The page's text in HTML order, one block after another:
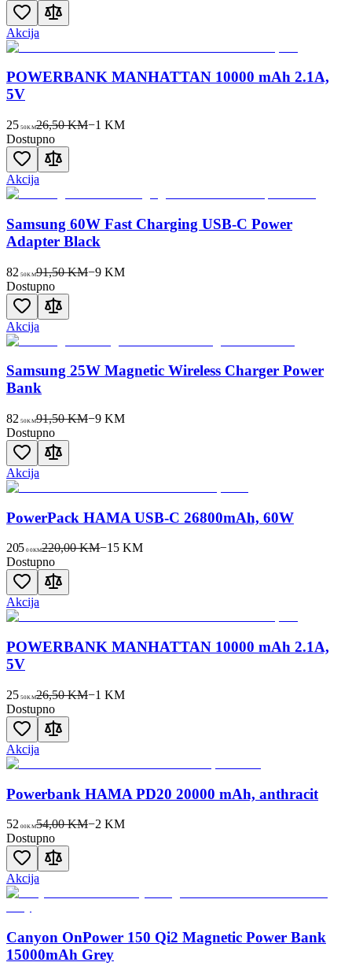
Akcija
POWERBANK MANHATTAN 10000 mAh 2.1A,
5V
25 50KM26,50 KM−1 KM
Dostupno
Akcija
Samsung 60W Fast Charging USB-C Power
Adapter Black
82 50KM91,50 KM−9KM
Dostupno
Akcija
Samsung 25W Magnetic Wireless Charger Power
Bank
82 50KM91,50 KM−9KM
Dostupno
Akcija
PowerPack HAMA USB-C 26800mAh, 60W
205 00KM220,00 KM−15 KM
Dostupno
Akcija
POWERBANK MANHATTAN 10000 mAh 2.1A,
5V
25 50KM26,50 KM−1 KM
Dostupno
Akcija
Powerbank HAMA PD20 20000 mAh, anthracit
52 00KM54,00 KM−2 KM
Dostupno
Akcija
Canyon OnPower 150 Qi2 Magnetic Power Bank
15000mAh Grey